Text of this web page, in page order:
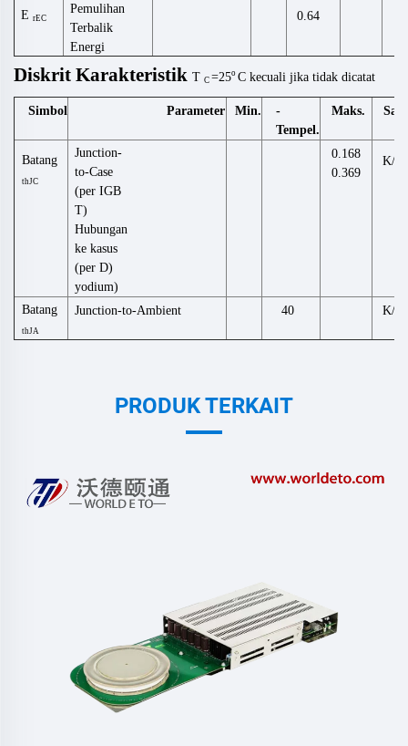
ErEC
Pemulihan
Terbalik
Energi
0.64
Diskrit Karakteristik T C =25o C kecuali jika tidak dicatat
Simbol Parameter Min.
-
Tempel.
Maks.
Batang
thJC
Junction-
to-Case
(per IGB
T)
Hubungan
ke kasus
(per D)
yodium)
0.168
0.369
K/W
Batang
thJA
Junction-to-Ambient 40 K/W
PRODUK TERKAIT